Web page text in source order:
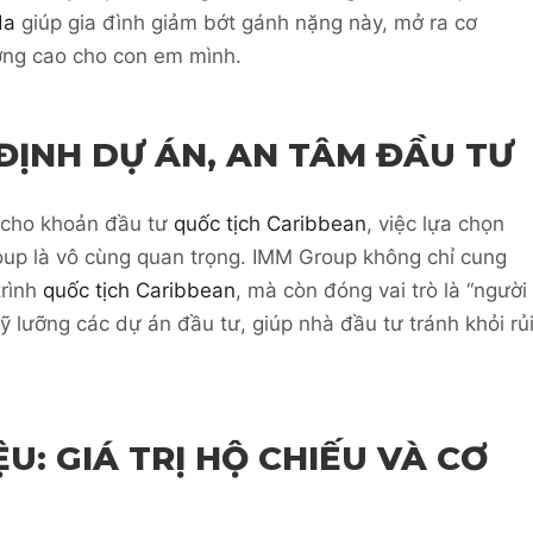
giúp gia đình giảm bớt gánh nặng này, mở ra cơ
cao cho con em mình.
DỰ ÁN, AN TÂM ĐẦU TƯ
khoản đầu tư quốc tịch Caribbean, việc lựa chọn
là vô cùng quan trọng. IMM Group không chỉ cung
quốc tịch Caribbean, mà còn đóng vai trò là “người
lưỡng các dự án đầu tư, giúp nhà đầu tư tránh khỏi rủi
GIÁ TRỊ HỘ CHIẾU VÀ CƠ